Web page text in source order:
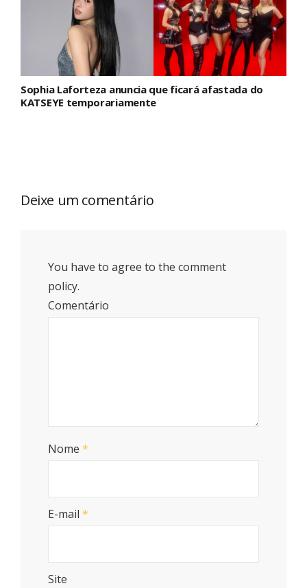
Sophia Laforteza anuncia que ficará afastada do
KATSEYE temporariamente
Deixe um comentário
You have to agree to the comment
policy.
Comentário
Nome *
E-mail *
Site